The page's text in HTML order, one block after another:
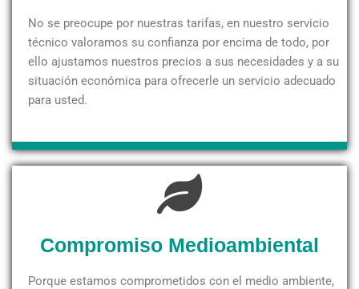
No se preocupe por nuestras tarifas, en nuestro servicio
técnico valoramos su confianza por encima de todo, por
ello ajustamos nuestros precios a sus necesidades y a su
situación económica para ofrecerle un servicio adecuado
para usted.
Compromiso Medioambiental
Porque estamos comprometidos con el medio ambiente,